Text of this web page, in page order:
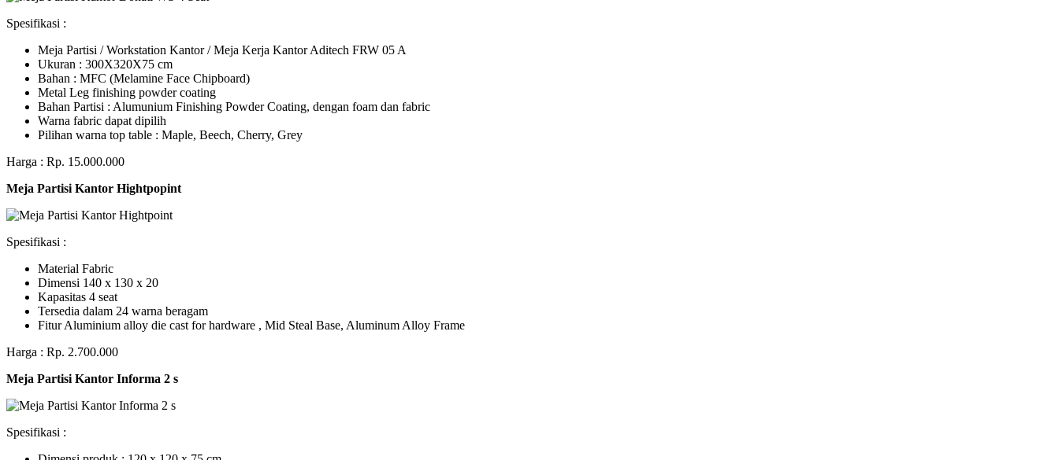
Spesifikasi :
Meja Partisi / Workstation Kantor / Meja Kerja Kantor Aditech FRW 05 A
Ukuran : 300X320X75 cm
Bahan : MFC (Melamine Face Chipboard)
Metal Leg finishing powder coating
Bahan Partisi : Alumunium Finishing Powder Coating, dengan foam dan fabric
Warna fabric dapat dipilih
Pilihan warna top table : Maple, Beech, Cherry, Grey
Harga : Rp. 15.000.000
Meja Partisi Kantor Hightpopint
Spesifikasi :
Material Fabric
Dimensi 140 x 130 x 20
Kapasitas 4 seat
Tersedia dalam 24 warna beragam
Fitur Aluminium alloy die cast for hardware , Mid Steal Base, Aluminum Alloy Frame
Harga : Rp. 2.700.000
Meja Partisi Kantor Informa 2 s
Spesifikasi :